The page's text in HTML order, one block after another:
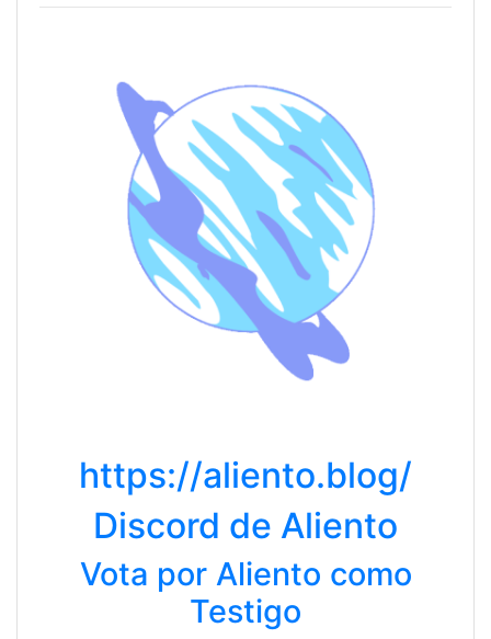
https://aliento.blog/
Discord de Aliento
Vota por Aliento como
Testigo